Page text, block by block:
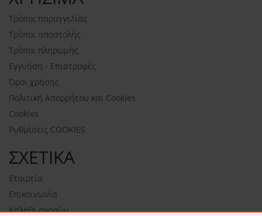
Τρόποι παραγγελίας
Τρόποι αποστολής
Τρόποι πληρωμής
Εγγυήση - Επιστροφές
Όροι χρήσης
Πολιτική Απορρήτου και Cookies
Cookies
Ρυθμίσεις COOKIES
ΣΧΕΤΙΚΑ
Εταιρεία
Επικοινωνία
Καλάθι αγορών